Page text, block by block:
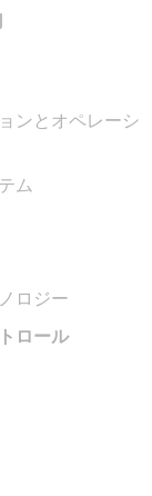
ンとオペレーシ
ム
ロジー
ロール